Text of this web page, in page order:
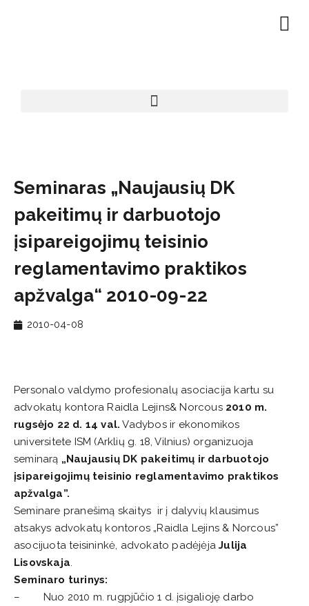
Seminaras „Naujausių DK
pakeitimų ir darbuotojo
įsipareigojimų teisinio
reglamentavimo praktikos
apžvalga“ 2010-09-22
2010-04-08
Personalo valdymo profesionalų asociacija kartu su
advokatų kontora Raidla Lejins& Norcous 2010 m.
rugsėjo 22 d. 14 val. Vadybos ir ekonomikos
universitete ISM (Arklių g. 18, Vilnius) organizuoja
seminarą „Naujausių DK pakeitimų ir darbuotojo
įsipareigojimų teisinio reglamentavimo praktikos
apžvalga”.
Seminare pranešimą skaitys ir į dalyvių klausimus
atsakys advokatų kontoros „Raidla Lejins & Norcous”
asocijuota teisininkė, advokato padėjėjaJulija
Lisovskaja.
Seminaro turinys:
– Nuo 2010 m. rugpjūčio 1 d. įsigalioję darbo